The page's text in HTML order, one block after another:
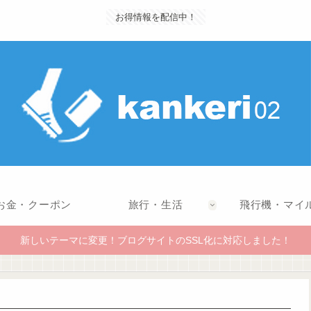
お得情報を配信中！
金・クーポン 旅行・生活 飛行機・マイ
新しいテーマに変更！ブログサイトのSSL化に対応しました！